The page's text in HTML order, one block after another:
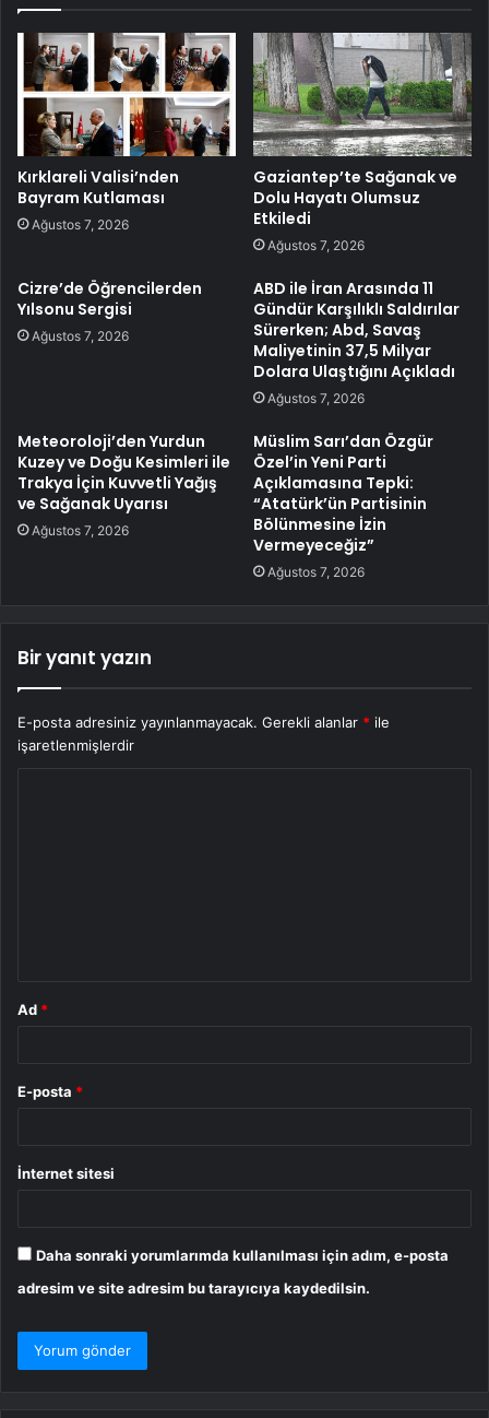
Kırklareli Valisi’nden
Bayram Kutlaması
Ağustos 7, 2026
Gaziantep’te Sağanak ve
Dolu Hayatı Olumsuz
Etkiledi
Ağustos 7, 2026
Cizre’de Öğrencilerden
Yılsonu Sergisi
Ağustos 7, 2026
ABD ile İran Arasında 11
Gündür Karşılıklı Saldırılar
Sürerken; Abd, Savaş
Maliyetinin 37,5 Milyar
Dolara Ulaştığını Açıkladı
Ağustos 7, 2026
Meteoroloji’den Yurdun
Kuzey ve Doğu Kesimleri ile
Trakya İçin Kuvvetli Yağış
ve Sağanak Uyarısı
Ağustos 7, 2026
Müslim Sarı’dan Özgür
Özel’in Yeni Parti
Açıklamasına Tepki:
“Atatürk’ün Partisinin
Bölünmesine İzin
Vermeyeceğiz”
Ağustos 7, 2026
Bir yanıt yazın
E-posta adresiniz yayınlanmayacak. Gerekli alanlar * ile
işaretlenmişlerdir
Ad *
E-posta *
İnternet sitesi
Daha sonraki yorumlarımda kullanılması için adım, e-posta
adresim ve site adresim bu tarayıcıya kaydedilsin.